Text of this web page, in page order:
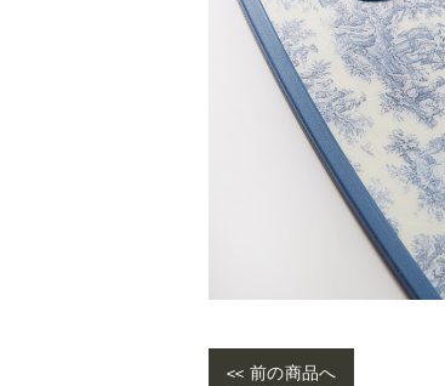
<< 前の商品へ